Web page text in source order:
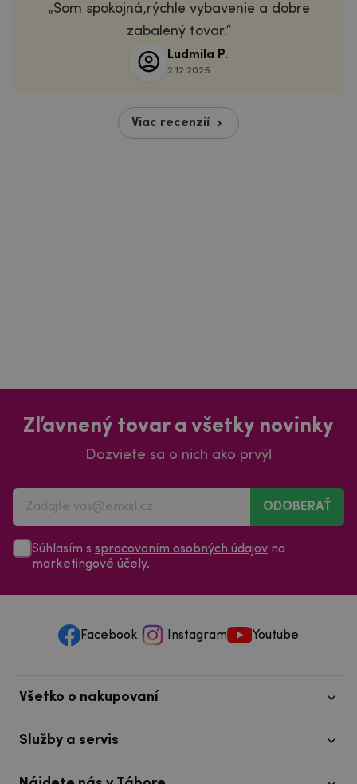
Som spokojná,rýchle vybavenie a dobre
zabalený tovar.
Ludmila P.
2.12.2025
Viac recenzií
Zľavnený tovar a všetky novinky
Dozviete sa o nich ako prvý!
ODOBERAŤ
Súhlasím s spracovaním osobných údajov na
marketingové účely.
Facebook Instagram Youtube
Všetko o nakupovaní
Služby a servis